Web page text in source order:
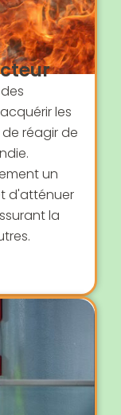
les
réagir de
un
d'atténuer
la